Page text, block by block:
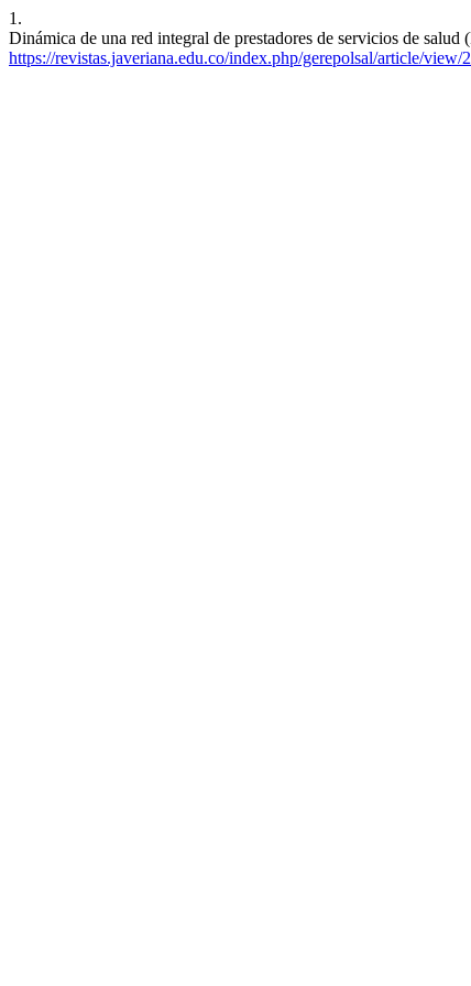
1.
Dinámica de una red integral de prestadores de servicios de
https://revistas.javeriana.edu.co/index.php/gerepolsal/article/view/